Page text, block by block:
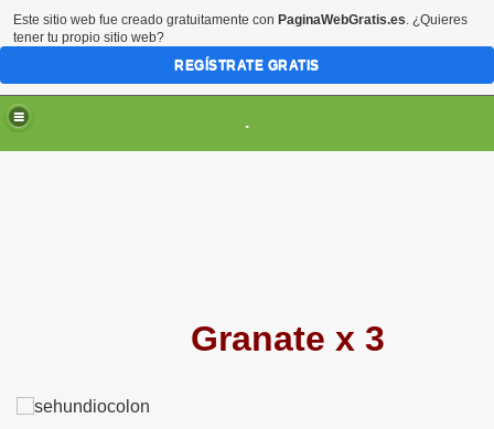
.
Granate x 3
Este sitio web fue creado gratuitamente con PaginaWebGratis.es. ¿Quieres
tener tu propio sitio web?
REGÍSTRATE GRATIS